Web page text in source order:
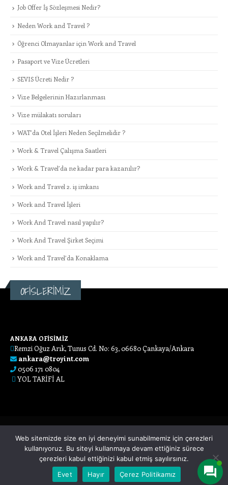
Job Offer İş Sözleşmesi Nedir?
Neden Work and Travel ?
Öğrenci Olmayanlar için Work and Travel
Pasaport ve Vize Ücretleri
SEVIS Ücreti Nedir ?
Vize Belgelerinin Hazırlanması
Vize mülakatı soruları
WAT’da Otel İşleri Neden Seçilmelidir ?
Work & Travel Çalışma Saatleri
Work & Travel’da ne kadar para kazanılır?
Work and Travel 2. iş imkanı
Work and Travel İşleri
Work And Travel nasıl yapılır?
Work And Travel Şirket Seçimi
Work and Travel’da Konaklama
OFİSLERİMİZ
ANKARA OFİSİMİZ
Remzi Oğuz Arık, Tunus Cd. No: 63, 06680 Çankaya/Ankara
ankara@troyint.com
0506 171 0804
YOL TARİFİ AL
Adana Web Tasarım
Web sitemizde size en iyi deneyimi sunabilmemiz için çerezleri
kullanıyoruz. Bu siteyi kullanmaya devam ettiğiniz sürece
çerezleri kabul ettiğinizi kabul etmiş sayılırsınız.
Evet
Hayır Çerez Politikamız